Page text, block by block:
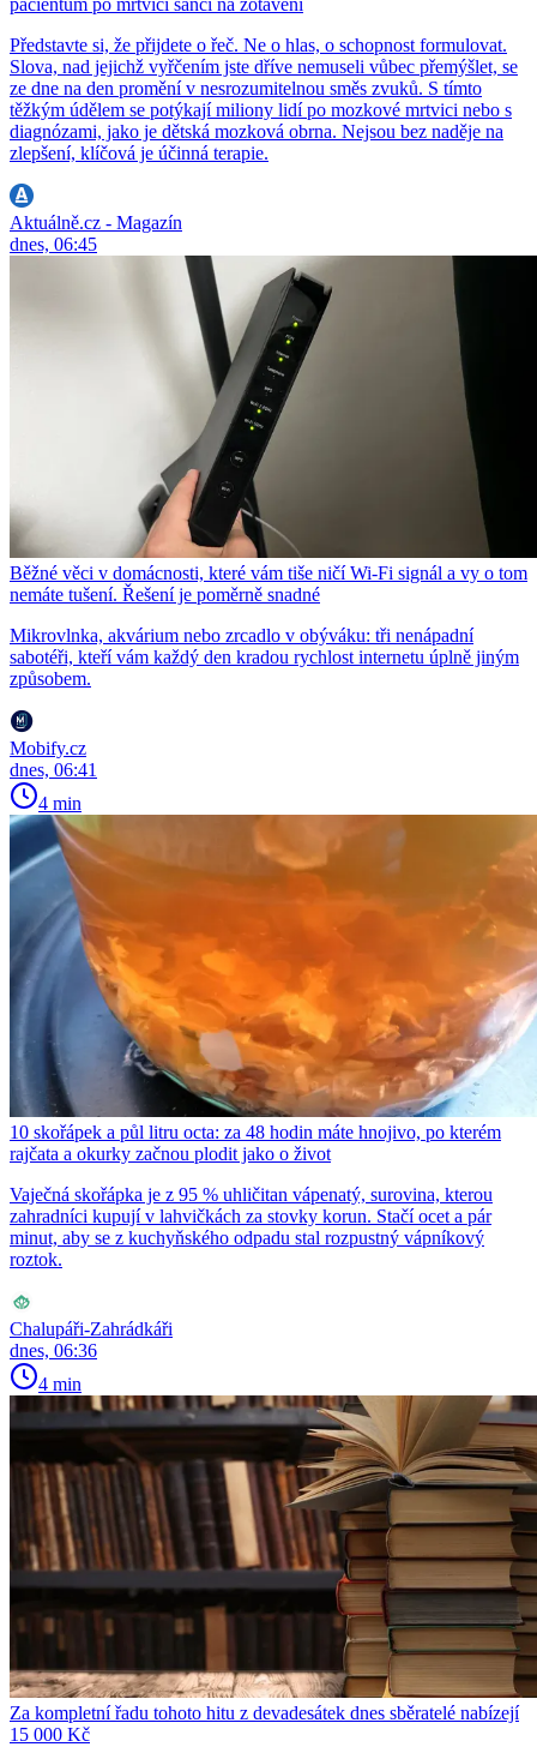
pacientům po mrtvici šanci na zotavení
Představte si, že přijdete o řeč. Ne o hlas, o schopnost formulovat.
Slova, nad jejichž vyřčením jste dříve nemuseli vůbec přemýšlet, se
ze dne na den promění v nesrozumitelnou směs zvuků. S tímto
těžkým údělem se potýkají miliony lidí po mozkové mrtvici nebo s
diagnózami, jako je dětská mozková obrna. Nejsou bez naděje na
zlepšení, klíčová je účinná terapie.
Aktuálně.cz - Magazín
dnes, 06:45
Běžné věci v domácnosti, které vám tiše ničí Wi-Fi signál a vy o tom
nemáte tušení. Řešení je poměrně snadné
Mikrovlnka, akvárium nebo zrcadlo v obýváku: tři nenápadní
sabotéři, kteří vám každý den kradou rychlost internetu úplně jiným
způsobem.
Mobify.cz
dnes, 06:41
4 min
10 skořápek a půl litru octa: za 48 hodin máte hnojivo, po kterém
rajčata a okurky začnou plodit jako o život
Vaječná skořápka je z 95 % uhličitan vápenatý, surovina, kterou
zahradníci kupují v lahvičkách za stovky korun. Stačí ocet a pár
minut, aby se z kuchyňského odpadu stal rozpustný vápníkový
roztok.
Chalupáři-Zahrádkáři
dnes, 06:36
4 min
Za kompletní řadu tohoto hitu z devadesátek dnes sběratelé nabízejí
15 000 Kč